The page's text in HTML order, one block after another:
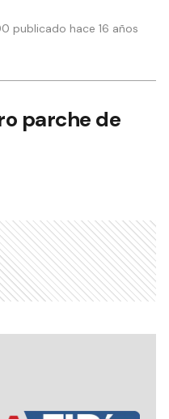
publicado hace 16 años
parche de